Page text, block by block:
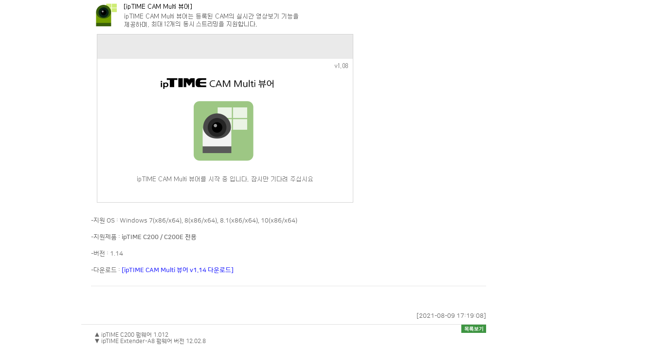
-지원 OS : Windows 7(x86/x64), 8(x86/x64), 8.1(x86/x64), 10(x86/x64)
-지원제품 : ipTIME C200 / C200E 전용
-버전 : 1.14
-다운로드 : [ipTIME CAM Multi 뷰어 v1.14 다운로드]
[2021-08-09 17:19:08]
▲ ipTIME C200 펌웨어 1.012
▼ ipTIME Extender-A8 펌웨어 버전 12.02.8